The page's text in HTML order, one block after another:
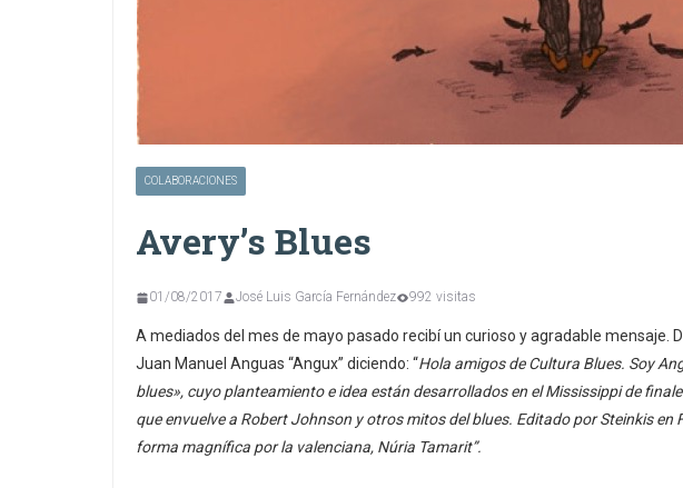
COLABORACIONES
Avery’s Blues
01/08/2017 José Luis García Fernández 992 visitas
A mediados del mes de mayo pasado recibí un curioso y agradable mensaje.
Juan Manuel Anguas “Angux” diciendo: “Hola amigos de Cultura Blues. Soy
blues», cuyo planteamiento e idea están desarrollados en el Mississippi de
que envuelve a Robert Johnson y otros mitos del blues. Editado por Steinkis en
forma magnífica por la valenciana, Núria Tamarit”.